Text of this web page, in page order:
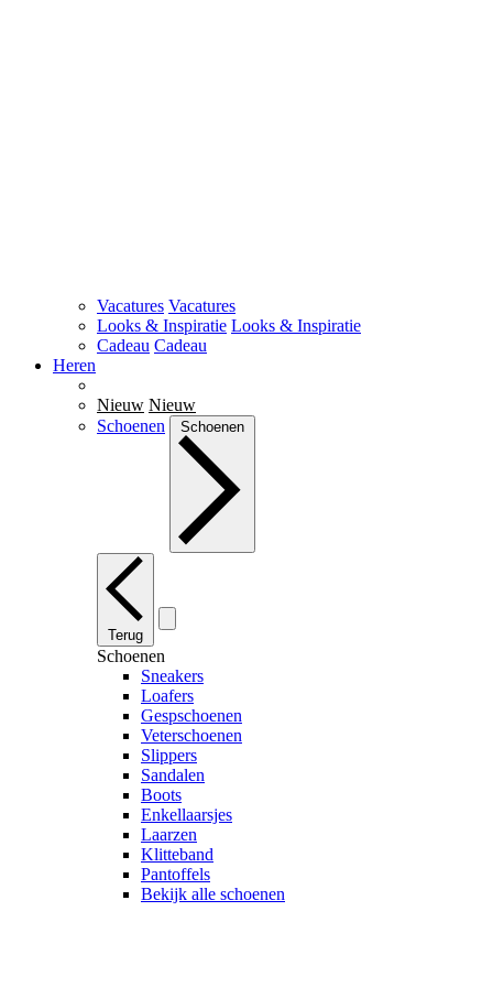
Vacatures Vacatures
Looks & Inspiratie Looks & Inspiratie
Cadeau Cadeau
Heren
Nieuw Nieuw
Schoenen
Schoenen
Terug
Schoenen
Sneakers
Loafers
Gespschoenen
Veterschoenen
Slippers
Sandalen
Boots
Enkellaarsjes
Laarzen
Klitteband
Pantoffels
Bekijk alle schoenen